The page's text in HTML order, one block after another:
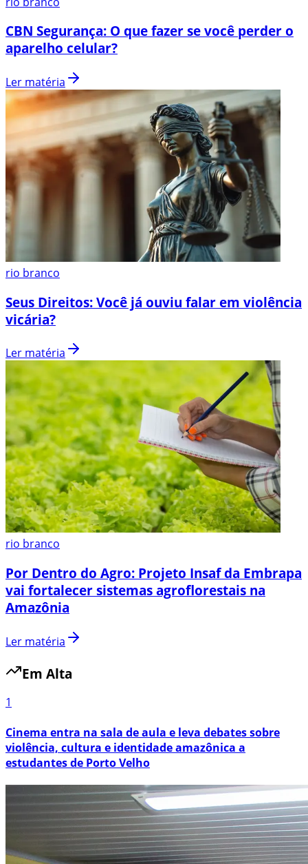
CBN Segurança: O que fazer se você perder o
aparelho celular?
Ler matéria
rio branco
Seus Direitos: Você já ouviu falar em violência
vicária?
Ler matéria
rio branco
Por Dentro do Agro: Projeto Insaf da Embrapa
vai fortalecer sistemas agroflorestais na
Amazônia
Ler matéria
Em Alta
1
Cinema entra na sala de aula e leva debates sobre
violência, cultura e identidade amazônica a
estudantes de Porto Velho